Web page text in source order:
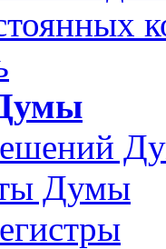
Думы